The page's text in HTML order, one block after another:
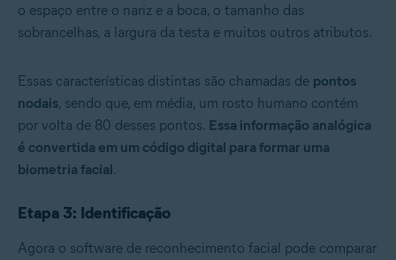
o espaço entre o nariz e a boca, o tamanho das
sobrancelhas, a largura da testa e muitos outros atributos.
Essas características distintas são chamadas de pontos
nodais, sendo que, em média, um rosto humano contém
por volta de 80 desses pontos. Essa informação analógica
é convertida em um código digital para formar uma
biometria facial.
Etapa 3: Identificação
Agora o software de reconhecimento facial pode comparar